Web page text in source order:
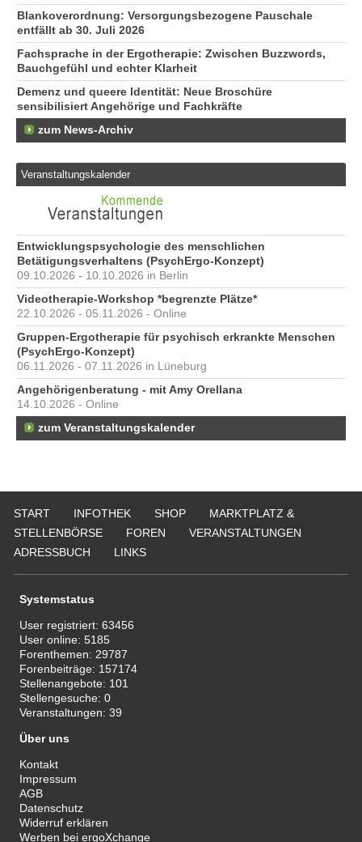
Blankoverordnung: Versorgungsbezogene Pauschale
entfällt ab 30. Juli 2026
Fachsprache in der Ergotherapie: Zwischen Buzzwords,
Bauchgefühl und echter Klarheit
Demenz und queere Identität: Neue Broschüre
sensibilisiert Angehörige und Fachkräfte
zum News-Archiv
Veranstaltungskalender
Entwicklungspsychologie des menschlichen
Betätigungsverhaltens (PsychErgo-Konzept)
09.10.2026 - 10.10.2026 in Berlin
Videotherapie-Workshop *begrenzte Plätze*
22.10.2026 - 05.11.2026 - Online
Gruppen-Ergotherapie für psychisch erkrankte Menschen
(PsychErgo-Konzept)
06.11.2026 - 07.11.2026 in Lüneburg
Angehörigenberatung - mit Amy Orellana
14.10.2026 - Online
zum Veranstaltungskalender
START INFOTHEK SHOP
MARKTPLATZ &
STELLENBÖRSE
FOREN
VERANSTALTUNGEN
ADRESSBUCH
LINKS
Systemstatus
User registriert:63456
User online:5185
Forenthemen: 29787
Forenbeiträge: 157174
Stellenangebote: 101
Stellengesuche:0
Veranstaltungen:39
Über uns
Kontakt
Impressum
AGB
Datenschutz
Widerruf erklären
Werben bei ergoXchange